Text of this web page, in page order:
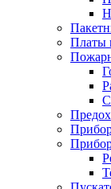
Платы